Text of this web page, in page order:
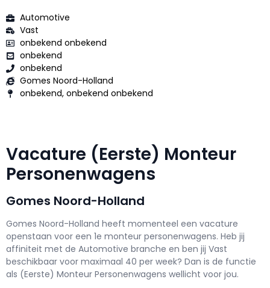
Automotive
Vast
onbekend onbekend
onbekend
onbekend
Gomes Noord-Holland
onbekend, onbekend onbekend
Vacature (Eerste) Monteur
Personenwagens
Gomes Noord-Holland
Gomes Noord-Holland heeft momenteel een vacature
openstaan voor een 1e monteur personenwagens. Heb jij
affiniteit met de Automotive branche en ben jij Vast
beschikbaar voor maximaal 40 per week? Dan is de functie
als (Eerste) Monteur Personenwagens wellicht voor jou.